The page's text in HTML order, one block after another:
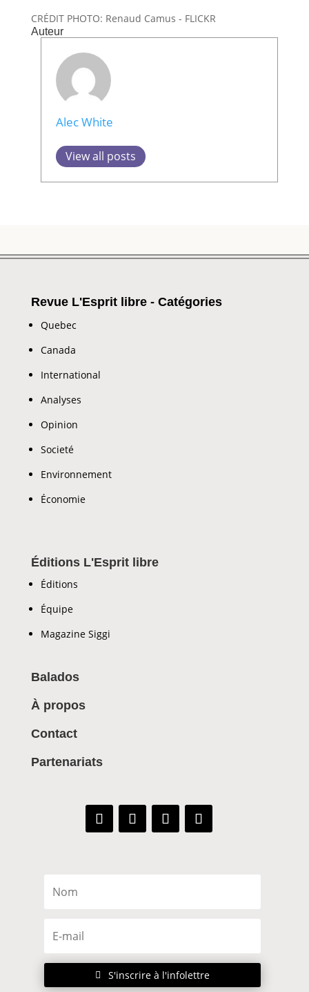
CRÉDIT PHOTO: Renaud Camus - FLICKR
Auteur
Alec White
View all posts
Revue L'Esprit libre - Catégories
Quebec
Canada
International
Analyses
Opinion
Societé
Environnement
Économie
Éditions L'Esprit libre
Éditions
Équipe
Magazine Siggi
Balados
À propos
Contact
Partenariats
S'inscrire à l'infolettre